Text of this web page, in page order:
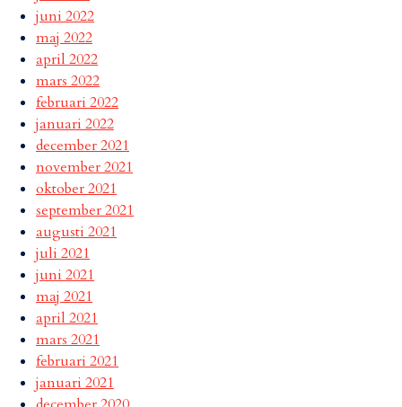
juni 2022
maj 2022
april 2022
mars 2022
februari 2022
januari 2022
december 2021
november 2021
oktober 2021
september 2021
augusti 2021
juli 2021
juni 2021
maj 2021
april 2021
mars 2021
februari 2021
januari 2021